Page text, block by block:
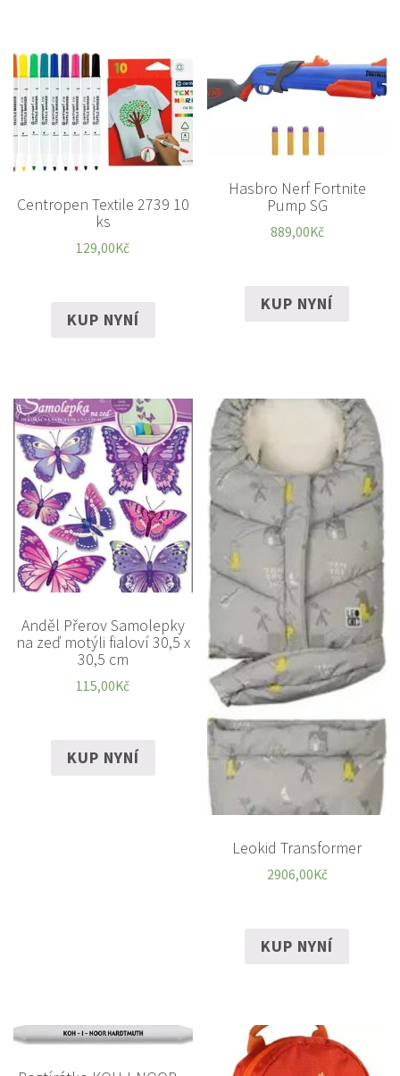
Centropen Textile 2739 10
ks
129,00Kč
KUP NYNÍ
Hasbro Nerf Fortnite
Pump SG
889,00Kč
KUP NYNÍ
Anděl Přerov Samolepky
na zeď motýli fialoví 30,5 x
30,5 cm
115,00Kč
KUP NYNÍ
Leokid Transformer
2906,00Kč
KUP NYNÍ